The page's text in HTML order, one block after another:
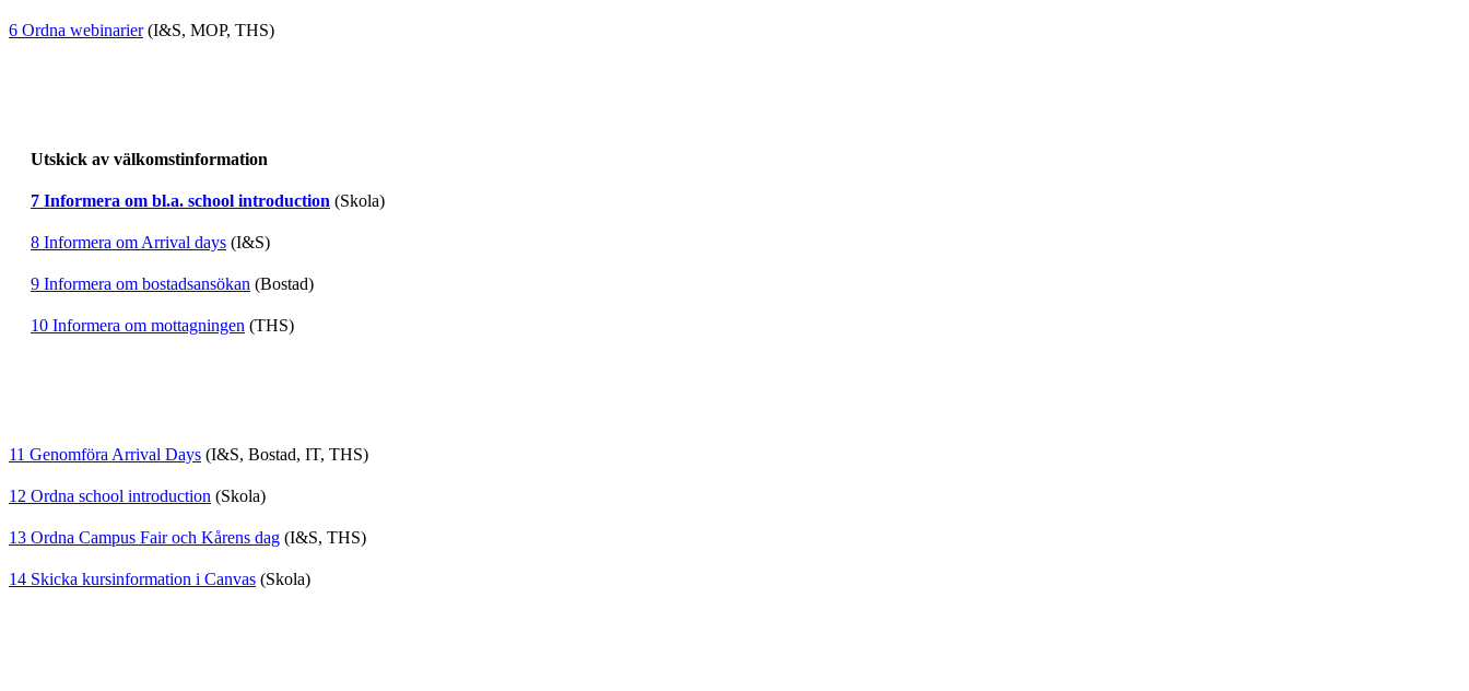
6 Ordna webinarier(I&S, MOP, THS)
Utskick av välkomstinformation
7 Informera om bl.a. school introduction (Skola)
8 Informera om Arrival days (I&S)
9 Informera om bostadsansökan (Bostad)
10 Informera om mottagningen (THS)
11 Genomföra Arrival Days (I&S, Bostad, IT, THS)
12 Ordna school introduction (Skola)
13 Ordna Campus Fair och Kårens dag (I&S, THS)
14 Skicka kursinformation i Canvas (Skola)